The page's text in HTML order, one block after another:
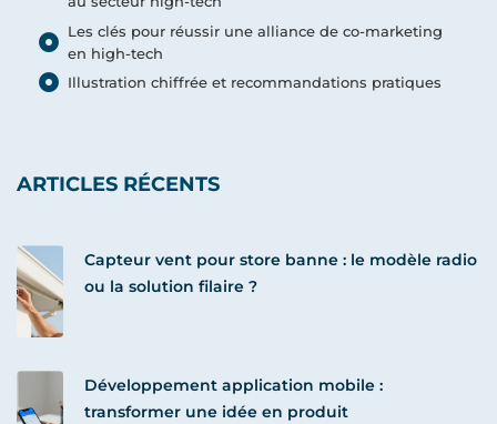
Les clés pour réussir une alliance de co-marketing
en high-tech
Illustration chiffrée et recommandations pratiques
ARTICLES RÉCENTS
Capteur vent pour store banne : le modèle radio
ou la solution filaire ?
Développement application mobile :
transformer une idée en produit